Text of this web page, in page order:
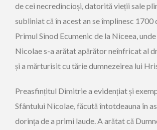
de cei necredincioși, datorită vieții sale
subliniat că în acest an se împlinesc 1700
Primul Sinod Ecumenic de la Niceea,
Nicolae s-a arătat apărător neînfricat al
și a mărturisit cu tărie dumnezeirea lui
Preasfințitul Dimitrie a evidențiat și
Sfântului Nicolae, făcută întotdeauna în
dorința de a primi laude. A arătat că